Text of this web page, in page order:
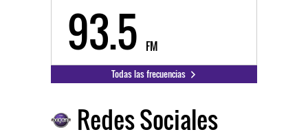
93.5 FM
Todas las frecuencias
Redes Sociales